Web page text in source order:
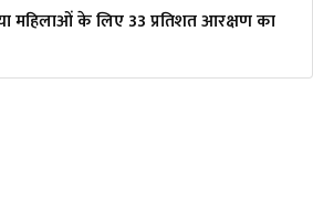
महिलाओं के लिए 33 प्रतिशत आरक्षण का